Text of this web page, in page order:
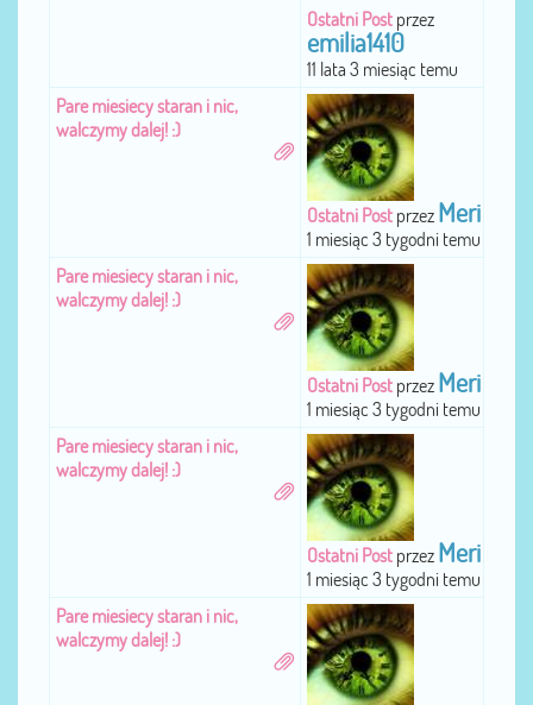
Ostatni Post przez
emilia1410
11 lata 3 miesiąc temu
Pare miesiecy staran i nic,
walczymy dalej! :)
Ostatni Post przez Meri
1 miesiąc 3 tygodni temu
Pare miesiecy staran i nic,
walczymy dalej! :)
Ostatni Post przez Meri
1 miesiąc 3 tygodni temu
Pare miesiecy staran i nic,
walczymy dalej! :)
Ostatni Post przez Meri
1 miesiąc 3 tygodni temu
Pare miesiecy staran i nic,
walczymy dalej! :)